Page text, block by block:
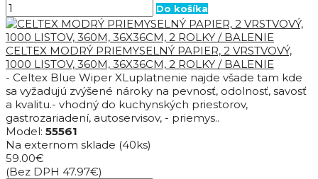
Do košíka
CELTEX MODRÝ PRIEMYSELNÝ PAPIER, 2 VRSTVOVÝ,
1000 LISTOV, 360M, 36X36CM, 2 ROLKY / BALENIE
- Celtex Blue Wiper XLuplatnenie najde všade tam kde
sa vyžadujú zvýšené nároky na pevnosť, odolnosť, savosť
a kvalitu.- vhodný do kuchynských priestorov,
gastrozariadení, autoservisov, - priemys..
Model: 55561
Na externom sklade (40ks)
59.00€
(Bez DPH 47.97€)